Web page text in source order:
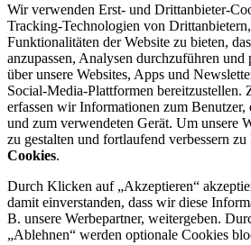
Wir verwenden Erst- und Drittanbieter-
Tracking-Technologien von
Funktionalitäten der Website zu bieten,
anzupassen, Analysen durchzuführen und
über unsere Websites, Apps und
Social-Media-Plattformen bereitzustellen.
erfassen wir Informationen zum
und zum verwendeten Gerät. Um unsere
zu gestalten und fortlaufend verbessern zu
Cookies.
Durch Klicken auf „Akzeptieren“
damit einverstanden, dass wir diese
B. unsere Werbepartner, weitergeben.
„Ablehnen“ werden optionale Cookies